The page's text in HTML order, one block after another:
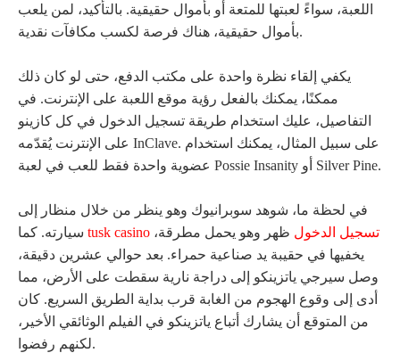
اللعبة، سواءً لعبتها للمتعة أو بأموال حقيقية. بالتأكيد، لمن يلعب
بأموال حقيقية، هناك فرصة لكسب مكافآت نقدية.
يكفي إلقاء نظرة واحدة على مكتب الدفع، حتى لو كان ذلك
ممكنًا، يمكنك بالفعل رؤية موقع اللعبة على الإنترنت. في
التفاصيل، عليك استخدام طريقة تسجيل الدخول في كل كازينو
على الإنترنت يُقدّمه InClave. على سبيل المثال، يمكنك استخدام
عضوية واحدة فقط للعب في لعبة Possie Insanity أو Silver Pine.
في لحظة ما، شوهد سوبرانيوك وهو ينظر من خلال منظار إلى
tusk casino تسجيل الدخول ظهر وهو يحمل مطرقة،
يخفيها في حقيبة يد صناعية حمراء. بعد حوالي عشرين دقيقة،
وصل سيرجي ياتزينكو إلى دراجة نارية سقطت على الأرض، مما
أدى إلى وقوع الهجوم من الغابة قرب بداية الطريق السريع. كان
من المتوقع أن يشارك أتباع ياتزينكو في الفيلم الوثائقي الأخير،
لكنهم رفضوا.